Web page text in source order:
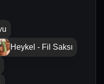
Heykel - Fil Saksı